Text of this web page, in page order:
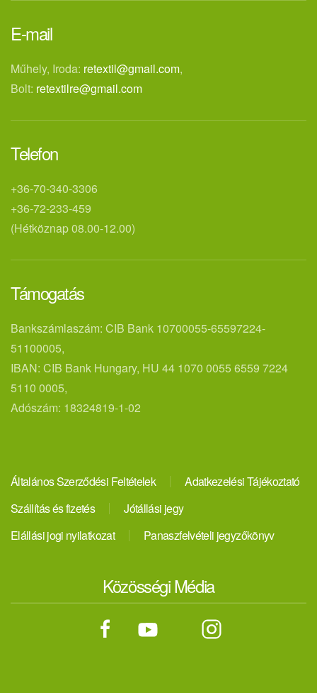
E-mail
Műhely, Iroda: retextil@gmail.com,
Bolt: retextilre@gmail.com
Telefon
+36-70-340-3306
+36-72-233-459
(Hétköznap 08.00-12.00)
Támogatás
Bankszámlaszám: CIB Bank 10700055-65597224-
51100005,
IBAN: CIB Bank Hungary, HU 44 1070 0055 6559 7224
5110 0005,
Adószám: 18324819-1-02
Általános Szerződési Feltételek
Adatkezelési Tájékoztató
Szállítás és fizetés
Jótállási jegy
Elállási jogi nyilatkozat
Panaszfelvételi jegyzőkönyv
Közösségi Média